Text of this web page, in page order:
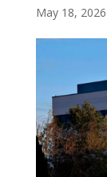
May 18, 2026